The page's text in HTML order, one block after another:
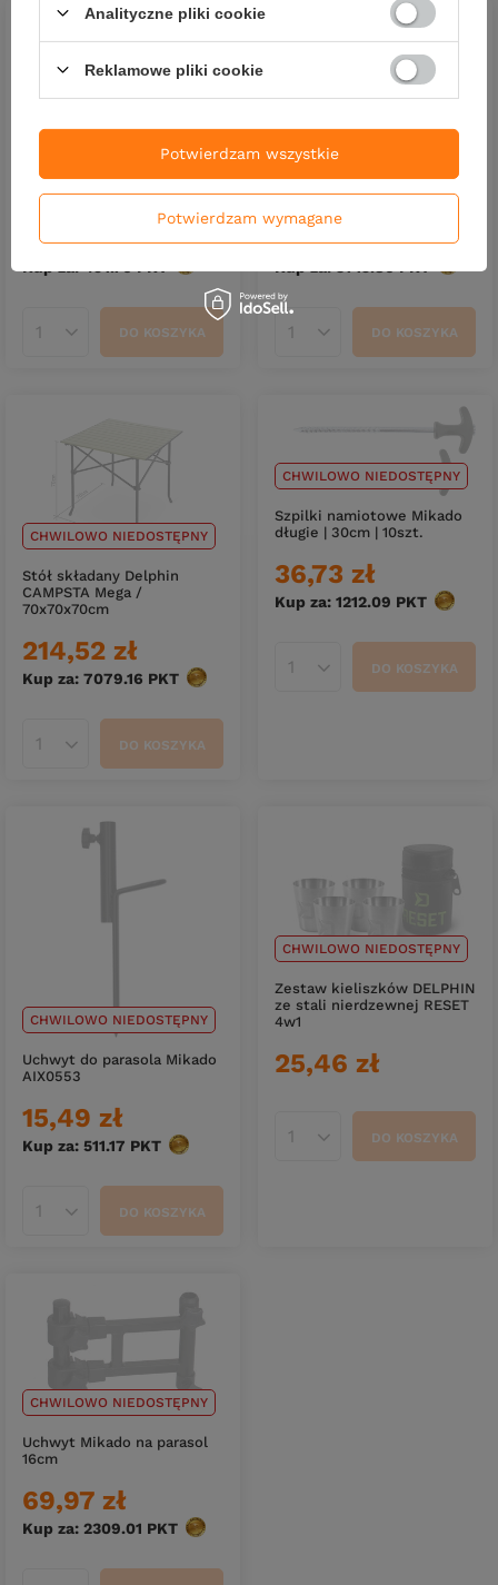
Worki do toalety Delphin
ToiBLOX / 10szt.
14,90 zł
Ilość produktówDO KOSZYKA
Przenośna toaleta Delphin
ToiBLOX Easy
112,60 zł
Ilość produktówDO KOSZYKA
CHWILOWO NIEDOSTĘPNY
Stół składany Delphin
CAMPSTA Mega /
70x70x70cm
214,52 zł
Kup za: 7079.16 PKT punktów
Ilość produktówDO KOSZYKA
CHWILOWO NIEDOSTĘPNY
Szpilki namiotowe Mikado
długie | 30cm | 10szt.
36,73 zł
Kup za: 1212.09 PKT punktów
Ilość produktówDO KOSZYKA
CHWILOWO NIEDOSTĘPNY
Uchwyt do parasola Mikado
AIX0553
15,49 zł
Kup za: 511.17 PKT punktów
Ilość produktówDO KOSZYKA
CHWILOWO NIEDOSTĘPNY
Zestaw kieliszków DELPHIN
ze stali nierdzewnej RESET
4w1
25,46 zł
Ilość produktówDO KOSZYKA
CHWILOWO NIEDOSTĘPNY
Uchwyt Mikado na parasol
16cm
69,97 zł
Kup za: 2309.01 PKT punktów
Analityczne pliki cookie
Reklamowe pliki cookie
Potwierdzam wymagane
Potwierdzam wszystkie